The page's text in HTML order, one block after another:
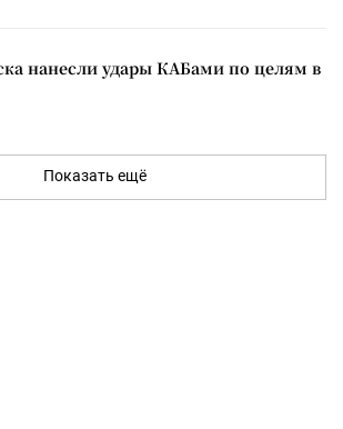
нанесли удары КАБами по целям в
Показать ещё